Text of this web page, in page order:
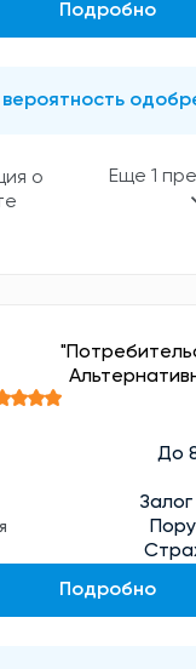
Подробно
вероятность
о
Еще 1
До
Подробно